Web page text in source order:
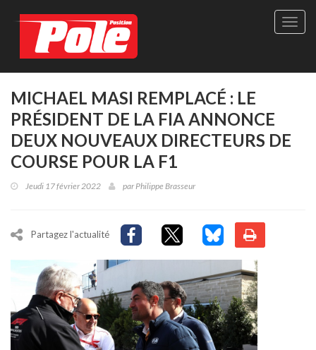
Site
seul
MICHAEL MASI REMPLACÉ : LE
PRÉSIDENT DE LA FIA ANNONCE
DEUX NOUVEAUX DIRECTEURS DE
COURSE POUR LA F1
Jeudi 17 février 2022 parPhilippe Brasseur
Partagez l'actualité